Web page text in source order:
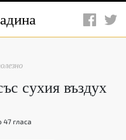
сухия въздух
47 гласа